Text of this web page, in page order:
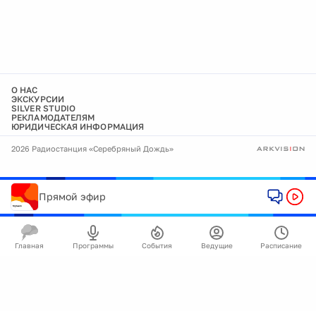
О НАС
ЭКСКУРСИИ
SILVER STUDIO
РЕКЛАМОДАТЕЛЯМ
ЮРИДИЧЕСКАЯ ИНФОРМАЦИЯ
2026 Радиостанция «Серебряный Дождь»
Прямой эфир
Главная Программы События Ведущие Расписание